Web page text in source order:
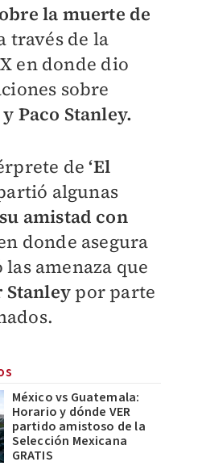
la muerte de
través de la
en donde dio
sobre
Paco Stanley.
de‘El
algunas
amistad con
donde asegura
amenaza que
por parte
México vs Guatemala:
Horario y dónde VER
partido amistoso de la
Selección Mexicana
GRATIS